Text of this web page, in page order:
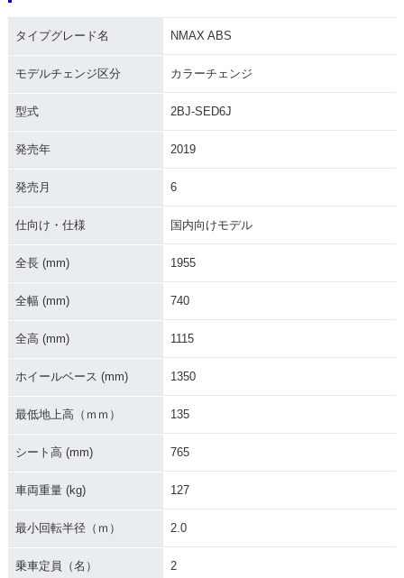
S・カラーチェンジ
S・フルモデルチェ
2020年 NMAX AB
2019年 NMAX AB
2017年 NMAX AB
ジ
2016年 NMAX・新
タイプグレード名 NMAX ABS
モデルチェンジ区分 カラーチェンジ
型式 2BJ-SED6J
発売年 2019
発売月 6
仕向け・仕様 国内向けモデル
全長 (mm) 1955
全幅 (mm) 740
全高 (mm) 1115
ホイールベース (mm) 1350
最低地上高（ｍｍ） 135
シート高 (mm) 765
車両重量 (kg) 127
最小回転半径（ｍ） 2.0
乗車定員（名） 2